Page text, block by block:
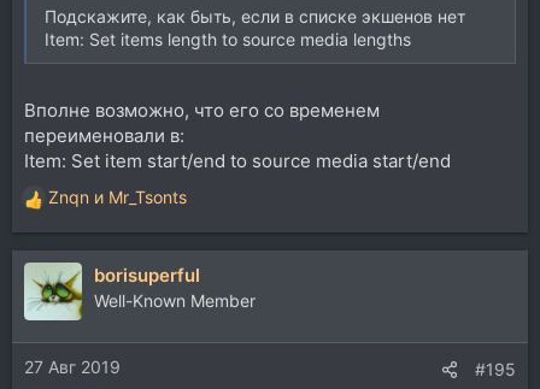
позволящие заменять аудио файлы на другие,
перебирая список и не открывая Media explorer. При
Длина адаптируется. Автоматически начинается
проигрывание загруженного аудио, примерно как в
браузере "auto play".
Для переключения вперед
Transport: Stop
Item navigation: Move cursor to start of items
Transport: Play
Подскажите, как быть, если в списке экшенов нет
Item: Set items length to source media lengths
Вполне возможно, что его со временем
переименовали в:
Item: Set item start/end to source media start/end
Р
е
а
к
ц
и
и
:
Znqn и Mr_Tsonts
borisuperful
Well-Known Member
27 Авг 2019 #195